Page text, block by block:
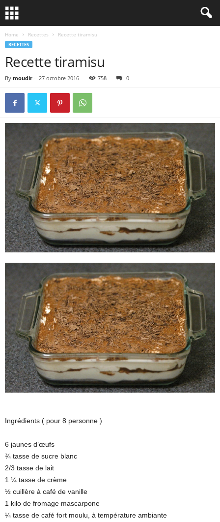
Home Recettes Recette tiramisu
RECETTES
Recette tiramisu
By moudir - 27 octobre 2016 758 0
Ingrédients ( pour 8 personne )
6 jaunes d’œufs
¾ tasse de sucre blanc
2/3 tasse de lait
1 ¼ tasse de crème
½ cuillère à café de vanille
1 kilo de fromage mascarpone
¼ tasse de café fort moulu, à température ambiante